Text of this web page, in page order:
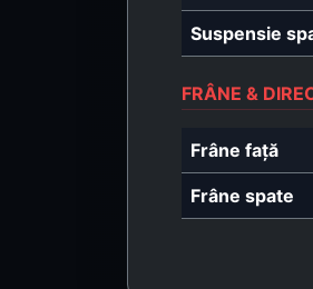
Suspensie
FRÂNE &
Frâne față
Frâne spate